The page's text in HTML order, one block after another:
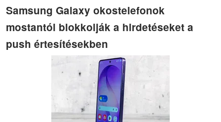
Samsung Galaxy okostelefonok
mostantól blokkolják a hirdetéseket a
push értesítésekben